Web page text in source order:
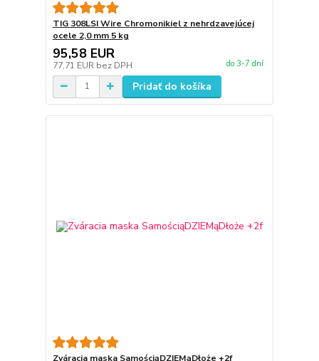
TIG 308LSI Wire Chromonikiel z nehrdzavejúcej
ocele 2,0 mm 5 kg
95,58 EUR
77,71 EUR bez DPH do 3-7 dní
Pridať do košíka
Zváracia maska SamościąDZIEMąDłoże +2f